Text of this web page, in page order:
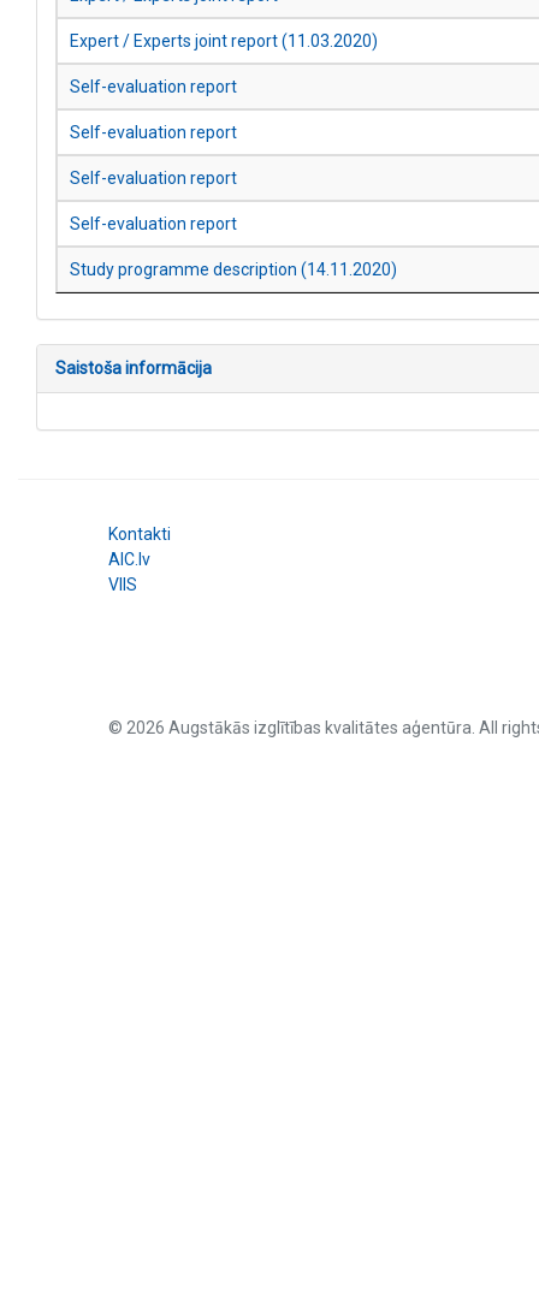
Expert / Experts joint report (11.03.2020)
Self-evaluation report
Self-evaluation report
Self-evaluation report
Self-evaluation report
Study programme description (14.11.2020)
Saistoša informācija
Kontakti
AIC.lv
VIIS
© 2026 Augstākās izglītības kvalitātes aģentūra. All